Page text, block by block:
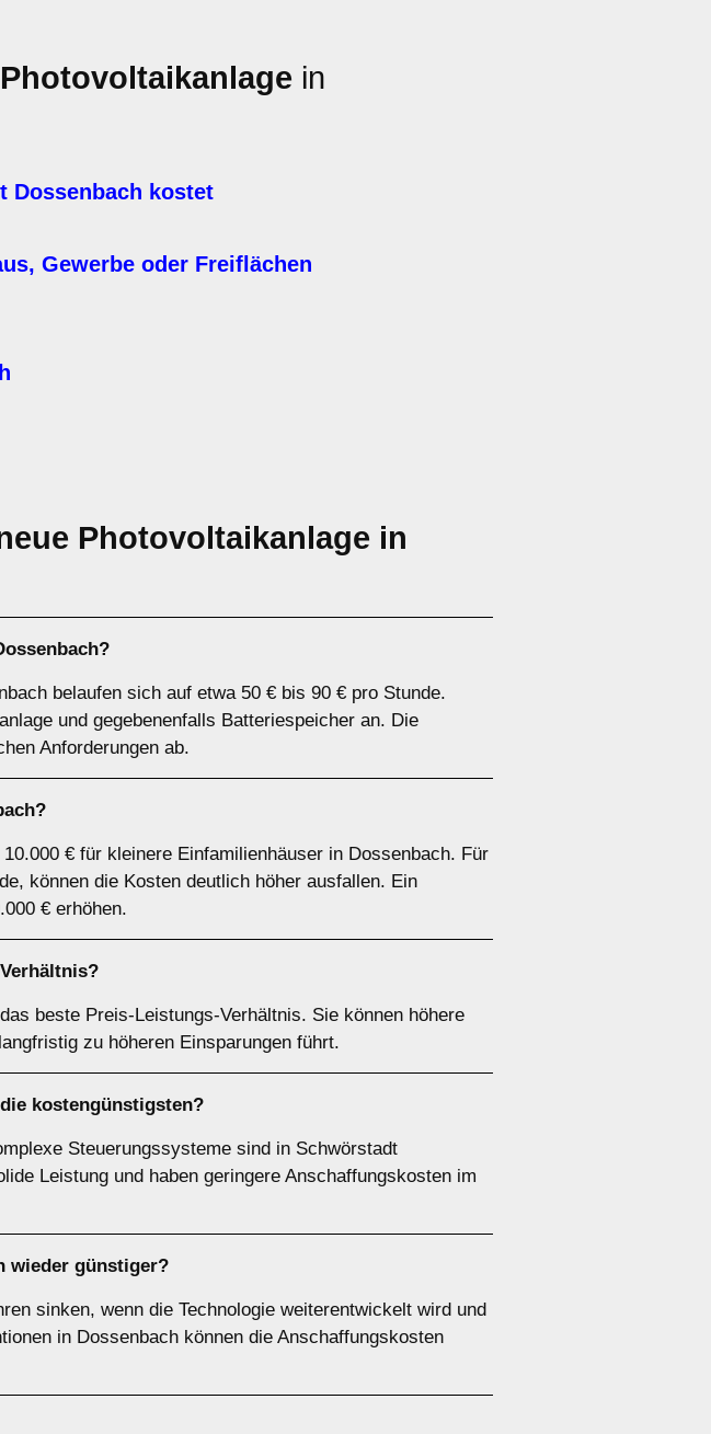
Photovoltaikanlage in
Dossenbach kostet
Gewerbe oder Freiflächen
Photovoltaikanlage in
belaufen sich auf etwa 50 € bis 90 € pro Stunde.
und gegebenenfalls Batteriespeicher an. Die
Anforderungen ab.
€ für kleinere Einfamilienhäuser in Dossenbach. Für
können die Kosten deutlich höher ausfallen. Ein
€ erhöhen.
beste Preis-Leistungs-Verhältnis. Sie können höhere
zu höheren Einsparungen führt.
kostengünstigsten?
Steuerungssysteme sind in Schwörstadt
Leistung und haben geringere Anschaffungskosten im
wieder günstiger?
sinken, wenn die Technologie weiterentwickelt wird und
in Dossenbach können die Anschaffungskosten